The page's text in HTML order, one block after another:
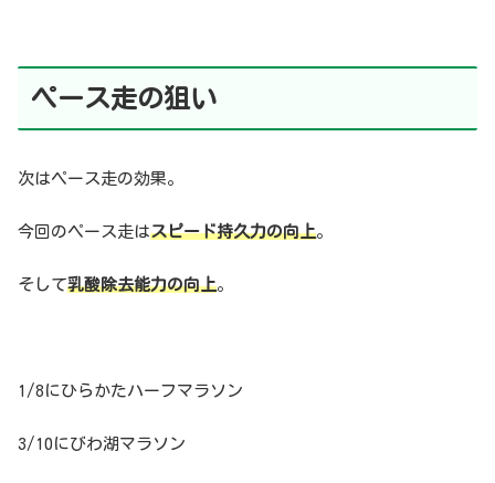
ペース走の狙い
次はペース走の効果。
今回のペース走はスピード持久力の向上。
そして乳酸除去能力の向上。
1/8にひらかたハーフマラソン
3/10にびわ湖マラソン